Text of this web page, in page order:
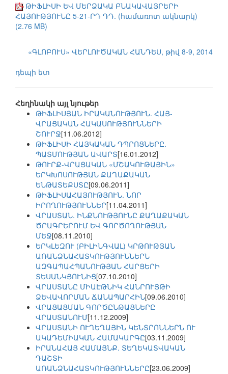
ԹԻՖԼԻՍԻ ԵՎ ՄԵՐՁԱԿԱ ԲՆԱԿԱՎԱՅՐԵՐԻ
ՀԱՅՈՒԹՅՈՒՆԸ 5-21-ՐԴ ԴԴ. (համառոտ ակնարկ)
(2.76 MB)
«ԳԼՈԲՈՒՍ» ՎԵՐԼՈՒԾԱԿԱՆ ՀԱՆԴԵՍ, թիվ 8-9, 2014
դեպի ետ
Հեղինակի այլ նյութեր
ԹԻՖԼԻՍՅԱՆ ԻՐԱԿԱՆՈՒԹՅՈՒՆ. ՀԱՅ-
ՎՐԱՑԱԿԱՆ ՀԱԿԱՍՈՒԹՅՈՒՆՆԵՐԻ
ՇՈՒՐՋ[11.06.2012]
ԹԻՖԼԻՍԻ ՀԱՅԿԱԿԱՆ ԴՊՐՈՑՆԵՐԸ.
ՊԱՏՄՈՒԹՅԱՆ ԱՎԱՐՏ[16.01.2012]
ԹՈՒՐՔ-ՎՐԱՑԱԿԱՆ «ՄՇԱԿՈՒԹԱՅԻՆ»
ԵՐԿԽՈՍՈՒԹՅԱՆ ՔԱՂԱՔԱԿԱՆ
ԵՆԹԱՏԵՔՍՏԸ[09.06.2011]
ԹԻՖԼԻՍԱՀԱՅՈՒԹՅՈՒՆ. ՆՈՐ
ԻՐՈՂՈՒԹՅՈՒՆՆԵՐ[11.04.2011]
ՎՐԱՍՏԱՆ. ԻՆՔՆՈՒԹՅՈՒՆԸ ՔԱՂԱՔԱԿԱՆ
ԾՐԱԳՐԵՐՈՒՄ ԵՎ ԳՈՐԾՈՂՈՒԹՅԱՆ
ՄԵՋ[08.11.2010]
ԵՐԿԼԵԶՈՒ (ԲԻԼԻՆԳՎԱԼ) ԿՐԹՈՒԹՅԱՆ
ԱՌԱՆՁՆԱՀԱՏԿՈՒԹՅՈՒՆՆԵՐՆ
ԱԶԳԱՊԱՀՊԱՆՈՒԹՅԱՆ ՀԱՐՑԵՐԻ
ՏԵՍԱՆԿՅՈՒՆԻՑ[07.10.2010]
ՎՐԱՍՏԱՆԸ ՄԻԱԷԹՆԻԿ ՀԱՆՐՈՒՅԹԻ
ՁԵՎԱՎՈՐՄԱՆ ՃԱՆԱՊԱՐՀԻՆ[09.06.2010]
ՎՐԱՑԱՑՄԱՆ ԳՈՐԾԸՆԹԱՑՆԵՐԸ
ՎՐԱՍՏԱՆՈՒՄ[11.12.2009]
ՎՐԱՍՏԱՆԻ ՈՒՂԵՂԱՅԻՆ ԿԵՆՏՐՈՆՆԵՐՆ ՈՒ
ԱԿԱԴԵՄԻԱԿԱՆ ՀԱՄԱԿԱՐԳԸ[03.11.2009]
ԻՐԱՆԱՀԱՅ ՀԱՄԱՅՆՔ. ՏԵՂԵԿԱՏՎԱԿԱՆ
ԴԱՇՏԻ
ԱՌԱՆՁՆԱՀԱՏԿՈՒԹՅՈՒՆՆԵՐԸ[23.06.2009]